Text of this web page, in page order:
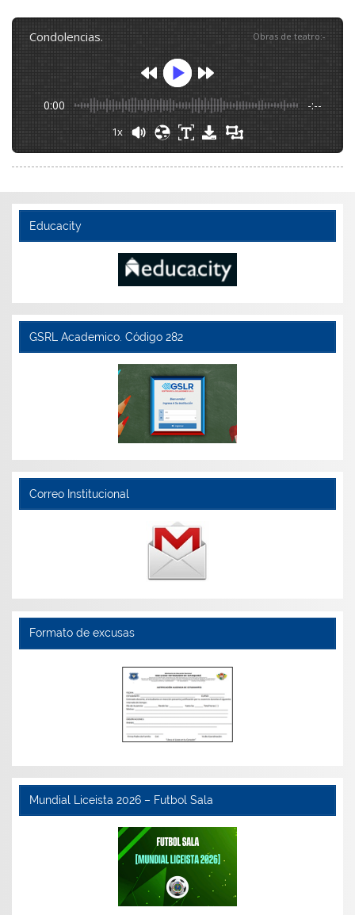
condolencias. Obras de teatro:-
0:00 -:--
1x
Educacity
GSRL Academico. Código 282
Correo Institucional
Formato de excusas
Mundial Liceista 2026 – Futbol Sala